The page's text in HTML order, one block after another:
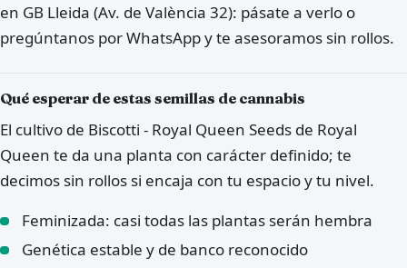
en GB Lleida (Av. de València 32): pásate a verlo o
pregúntanos por WhatsApp y te asesoramos sin rollos.
Qué esperar de estas semillas de cannabis
El cultivo de Biscotti - Royal Queen Seeds de Royal
Queen te da una planta con carácter definido; te
decimos sin rollos si encaja con tu espacio y tu nivel.
Feminizada: casi todas las plantas serán hembra
Genética estable y de banco reconocido